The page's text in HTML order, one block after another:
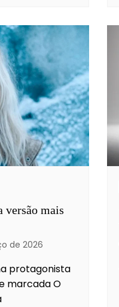
versão mais
de 2026
protagonista
marcada O